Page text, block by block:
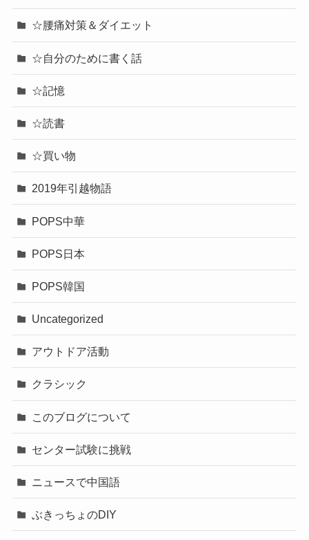
☆腰痛対策＆ダイエット
☆自分のために書く話
☆記憶
☆読書
☆買い物
2019年引越物語
POPS中華
POPS日本
POPS韓国
Uncategorized
アウトドア活動
クラシック
このブログについて
センター試験に挑戦
ニュースで中国語
ぶきっちょのDIY